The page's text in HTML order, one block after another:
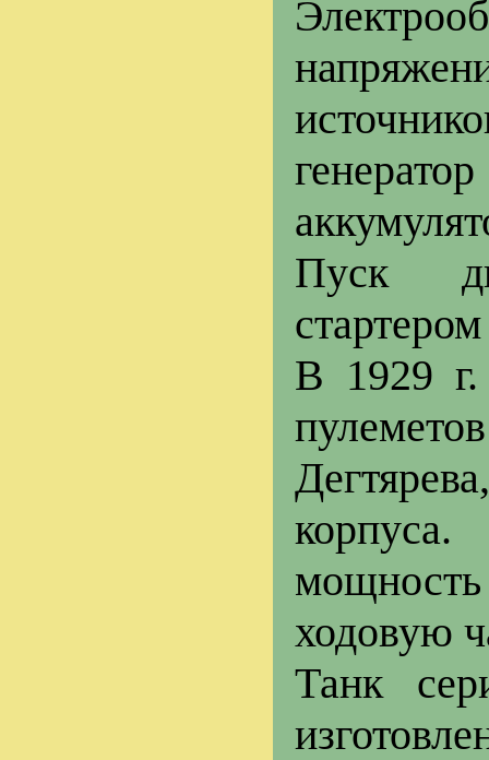
Пуск
В 1929
ходовую
Танк